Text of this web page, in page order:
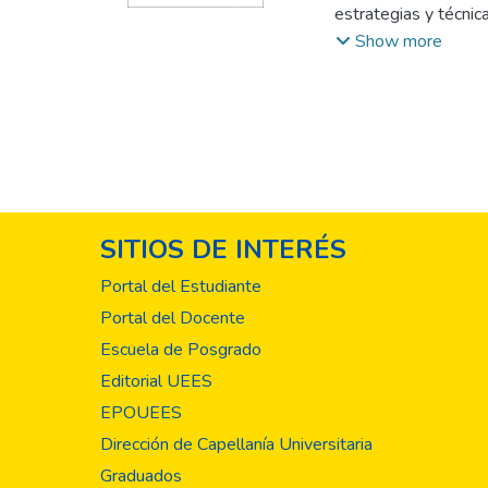
beneficiar a este
Este artículo,
estrategias y
identificar las
(42.48%).
1/11; Escuela B,
técnicas
educativo
Show more
SITIOS DE INTERÉS
Portal del Estudiante
Portal del Docente
Escuela de Posgrado
Editorial UEES
EPOUEES
Dirección de Capellanía Universitaria
Graduados